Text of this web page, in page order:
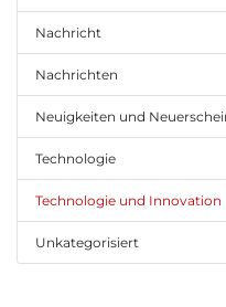
Nachricht
Nachrichten
Neuigkeiten und
Technologie
Technologie und Innovation
Unkategorisiert